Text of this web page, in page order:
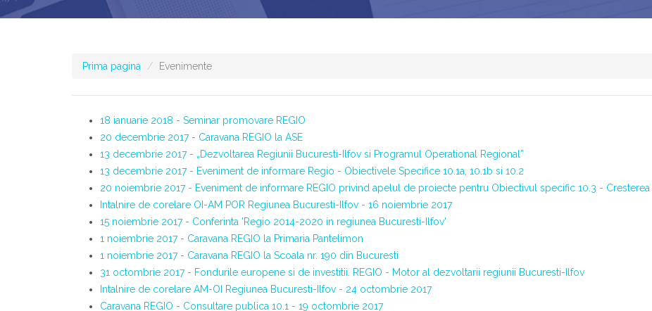
Prima pagina Evenimente
18 ianuarie 2018 - Seminar promovare REGIO
20 decembrie 2017 - Caravana REGIO la ASE
13 decembrie 2017 - „Dezvoltarea Regiunii Bucuresti-Ilfov si Programul Operational Regional”
13 decembrie 2017 - Eveniment de informare Regio - Obiectivele Specifice 10.1a, 10.1b si 10.2
20 noiembrie 2017 - Eveniment de informare REGIO privind apelul de proiecte pentru Obiectivul specific 10.3 -
Intalnire de corelare OI-AM POR Regiunea Bucuresti-Ilfov - 16 noiembrie 2017
15 noiembrie 2017 - Conferinta 'Regio 2014-2020 in regiunea Bucuresti-Ilfov'
1 noiembrie 2017 - Caravana REGIO la Primaria Pantelimon
1 noiembrie 2017 - Caravana REGIO la Scoala nr. 190 din Bucuresti
31 octombrie 2017 - Fondurile europene si de investitii. REGIO - Motor al dezvoltarii regiunii Bucuresti-Ilfov
Intalnire de corelare AM-OI Regiunea Bucuresti-Ilfov - 24 octombrie 2017
Caravana REGIO - Consultare publica 10.1 - 19 octombrie 2017